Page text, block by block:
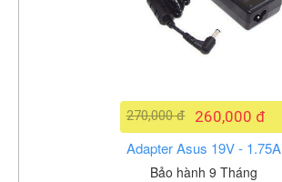
260,000 đ
270,000 đ
Adapter Asus 19V - 1.75A
Bảo hành 9 Tháng